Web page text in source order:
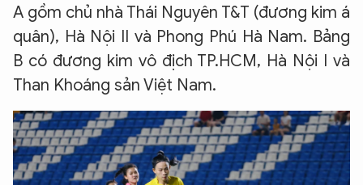
A gồm chủ nhà Thái Nguyên T&T (đương kim á
quân), Hà Nội II và Phong Phú Hà Nam. Bảng
B có đương kim vô địch TP.HCM, Hà Nội I và
Than Khoáng sản Việt Nam.